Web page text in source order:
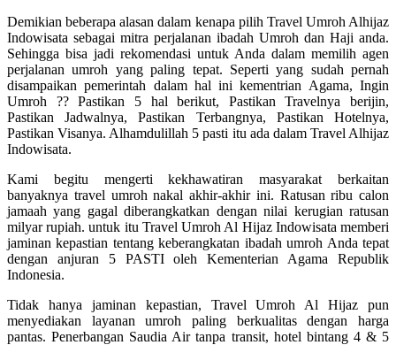
Demikian beberapa alasan dalam kenapa pilih Travel Umroh Alhijaz
Indowisata sebagai mitra perjalanan ibadah Umroh dan Haji anda.
Sehingga bisa jadi rekomendasi untuk Anda dalam memilih agen
perjalanan umroh yang paling tepat. Seperti yang sudah pernah
disampaikan pemerintah dalam hal ini kementrian Agama, Ingin
Umroh ?? Pastikan 5 hal berikut, Pastikan Travelnya berijin,
Pastikan Jadwalnya, Pastikan Terbangnya, Pastikan Hotelnya,
Pastikan Visanya. Alhamdulillah 5 pasti itu ada dalam Travel Alhijaz
Indowisata.
Kami begitu mengerti kekhawatiran masyarakat berkaitan
banyaknya travel umroh nakal akhir-akhir ini. Ratusan ribu calon
jamaah yang gagal diberangkatkan dengan nilai kerugian ratusan
milyar rupiah. untuk itu Travel Umroh Al Hijaz Indowisata memberi
jaminan kepastian tentang keberangkatan ibadah umroh Anda tepat
dengan anjuran 5 PASTI oleh Kementerian Agama Republik
Indonesia.
Tidak hanya jaminan kepastian, Travel Umroh Al Hijaz pun
menyediakan layanan umroh paling berkualitas dengan harga
pantas. Penerbangan Saudia Air tanpa transit, hotel bintang 4 & 5